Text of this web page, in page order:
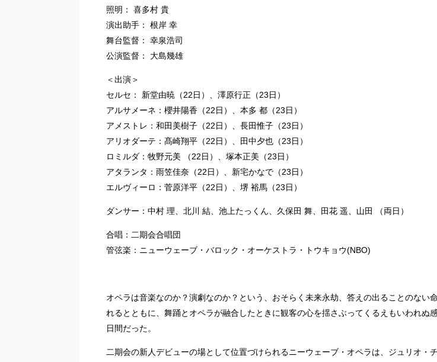
照明： 喜多村 貴
演出助手： 根岸 幸
舞台監督： 幸泉浩司
公演監督： 大島幾雄
＜出演＞
セルセ： 新堂由暁（22日）、澤原行正（23日）
アルサメーネ：櫻井陽香（22日）、本多 都（23日）
アメストレ：和田美樹子（22日）、長田惟子（23日）
アリオダーテ：髙崎翔平（22日）、田中夕也（23日）
ロミルダ：牧野元美 （22日）、塚本正美（23日）
アタランタ：雨笠佳奈（22日）、新宅かなで（23日）
エルヴィーロ：菅原洋平（22日）、堺 裕馬（23日）
ダンサー：中村 理、北川 結、池上たっくん、久保田 舞、田花 遥、山田 （両日）
合唱：二期会合唱団
管弦楽：ニューウェーブ・バロック・オーケストラ・トウキョウ(NBO)
オペラは音楽なのか？演劇なのか？という、おそらく未来永劫、答えの出ることのない
れるとともに、舞踊とオペラが融合したときに観客の心を揺さぶってくるえもいわれぬ
日間だった。
二期会の新人デビューの場として位置づけられるニーウェーブ・オペラは、ジュリオ・